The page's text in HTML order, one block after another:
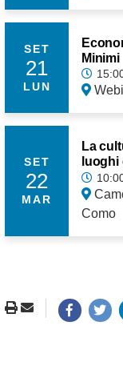
SET
21
LUN
Minimi
SET
22
MAR
La
luoghi
Como